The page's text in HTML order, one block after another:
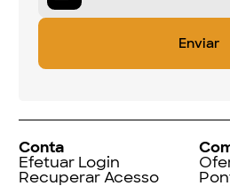
Conta
Efetuar Login
Recuperar Acesso